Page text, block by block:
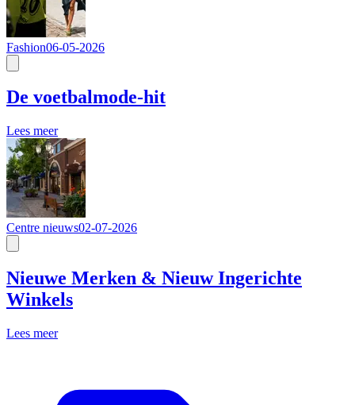
Fashion06-05-2026
De voetbalmode-hit
Lees meer
Centre nieuws02-07-2026
Nieuwe Merken & Nieuw Ingerichte
Winkels
Lees meer